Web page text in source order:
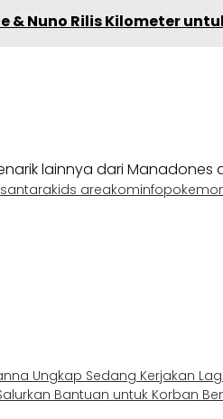
& Nuno Rilis Kilometer
lainnya dari Manadones
kids areakominfo
Ungkap Sedang Kerjakan
Bantuan untuk Korban